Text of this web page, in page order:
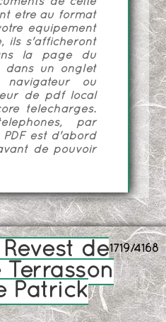
de cette
être au format
équipement
ils s'afficheront
la page du
dans un onglet
ou
de pdf local
téléchargés.
par
PDF est d'abord
de pouvoir
1719/4168
Revest de
Patrick